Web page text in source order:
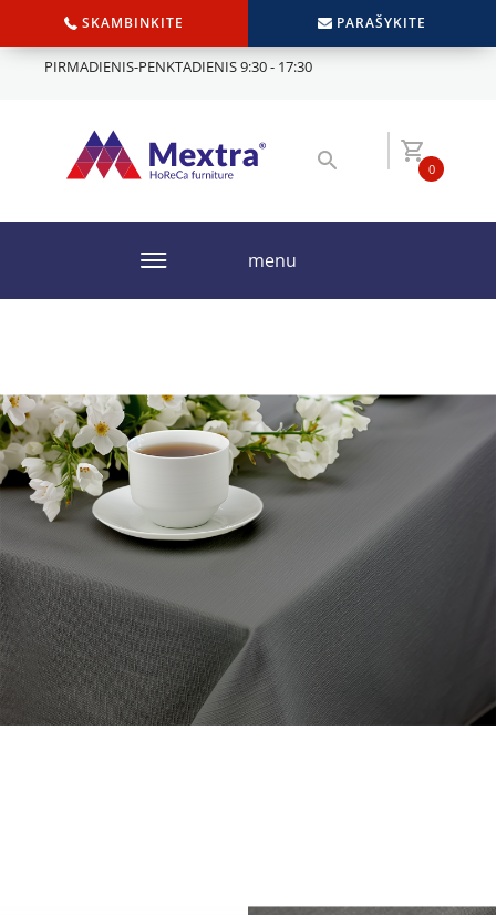
SKAMBINKITE PARAŠYKITE
PIRMADIENIS-PENKTADIENIS 9:30 - 17:30
0
menu